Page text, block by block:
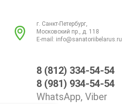
г. Санкт-Петербург,
Московский пр., д. 118
E-mail: info@sanatoriibelarus.ru
8 (812) 334-54-54
8 (981) 934-54-54
WhatsApp, Viber